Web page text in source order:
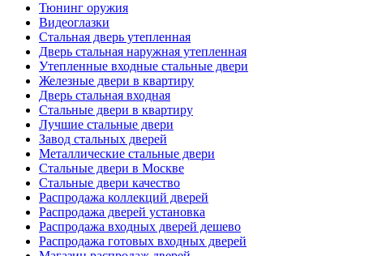
Тюнинг оружия
Видеоглазки
Стальная дверь утепленная
Дверь стальная наружная утепленная
Утепленные входные стальные двери
Железные двери в квартиру
Дверь стальная входная
Стальные двери в квартиру
Лучшие стальные двери
Завод стальных дверей
Металлические стальные двери
Стальные двери в Москве
Стальные двери качество
Распродажа коллекций дверей
Распродажа дверей установка
Распродажа входных дверей дешево
Распродажа готовых входных дверей